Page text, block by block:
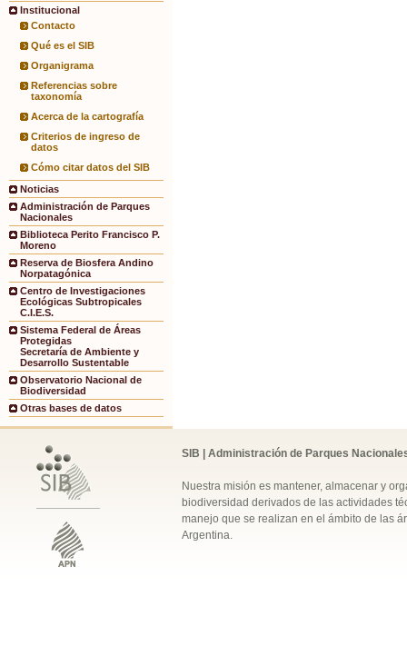
Institucional
Contacto
Qué es el SIB
Organigrama
Referencias sobre
taxonomía
Acerca de la cartografía
Criterios de ingreso de
datos
Cómo citar datos del SIB
Noticias
Administración de Parques
Nacionales
Biblioteca Perito Francisco P.
Moreno
Reserva de Biosfera Andino
Norpatagónica
Centro de Investigaciones
Ecológicas Subtropicales
C.I.E.S.
Sistema Federal de Áreas
Protegidas
Secretaría de Ambiente y
Desarrollo Sustentable
Observatorio Nacional de
Biodiversidad
Otras bases de datos
SIB | Administración de Parques
Nuestra misión es mantener, almacenar y
biodiversidad derivados de las actividades
manejo que se realizan en el ámbito de las
Argentina.